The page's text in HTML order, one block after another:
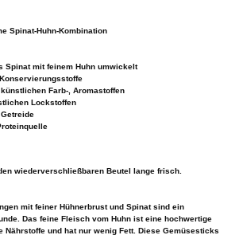
Spinat-Huhn-Kombination
Spinat mit feinem Huhn umwickelt
Farb-, Aromastoffen
Lockstoffen
wiederverschließbaren Beutel lange frisch.
mit feiner Hühnerbrust und Spinat sind ein
Das feine Fleisch vom Huhn ist eine hochwertige
Nährstoffe und hat nur wenig Fett. Diese Gemüsesticks